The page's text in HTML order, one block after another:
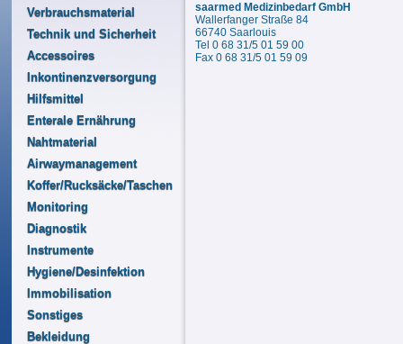
Verbrauchsmaterial
Technik und Sicherheit
Accessoires
Inkontinenzversorgung
Hilfsmittel
Enterale Ernährung
Nahtmaterial
Airwaymanagement
Koffer/Rucksäcke/Taschen
Monitoring
Diagnostik
Instrumente
Hygiene/Desinfektion
Immobilisation
Sonstiges
Bekleidung
saarmed Medizinbedarf GmbH
Wallerfanger Straße 84
66740 Saarlouis
Tel 0 68 31/5 01 59 00
Fax 0 68 31/5 01 59 09